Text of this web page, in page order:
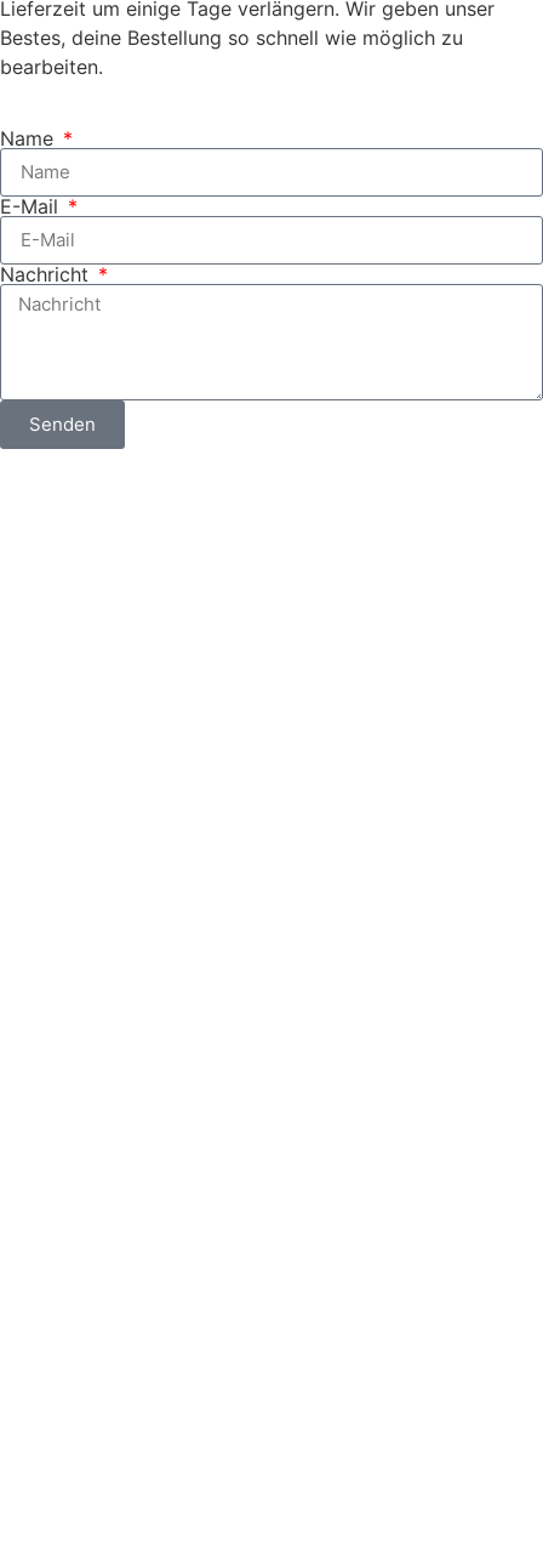
Lieferzeit um einige Tage verlängern. Wir geben unser
Bestes, deine Bestellung so schnell wie möglich zu
bearbeiten.
Name
E-Mail
Nachricht
Senden